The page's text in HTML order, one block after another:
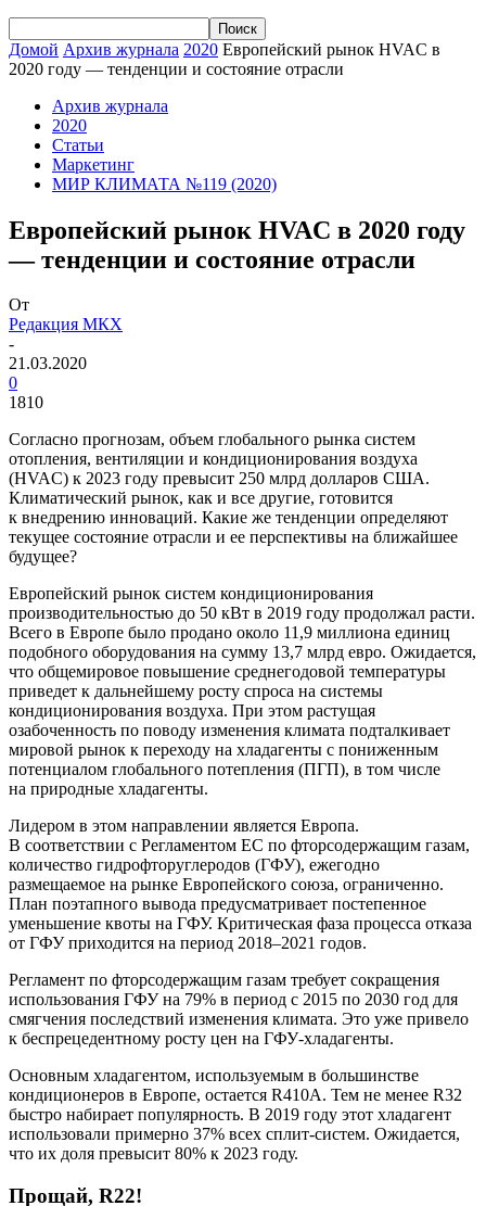
Домой Архив журнала 2020 Европейский рынок HVAC в
2020 году — тенденции и состояние отрасли
Архив журнала
2020
Статьи
Маркетинг
МИР КЛИМАТА №119 (2020)
Европейский рынок HVAC в 2020 году
— тенденции и состояние отрасли
От
Редакция МКХ
-
21.03.2020
0
1810
Согласно прогнозам, объем глобального рынка систем
отопления, вентиляции и кондиционирования воздуха
(HVAC) к 2023 году превысит 250 млрд долларов США.
Климатический рынок, как и все другие, готовится
к внедрению инноваций. Какие же тенденции определяют
текущее состояние отрасли и ее перспективы на ближайшее
будущее?
Европейский рынок систем кондиционирования
производительностью до 50 кВт в 2019 году продолжал расти.
Всего в Европе было продано около 11,9 миллиона единиц
подобного оборудования на сумму 13,7 млрд евро. Ожидается,
что общемировое повышение среднегодовой температуры
приведет к дальнейшему росту спроса на системы
кондиционирования воздуха. При этом растущая
озабоченность по поводу изменения климата подталкивает
мировой рынок к переходу на хладагенты с пониженным
потенциалом глобального потепления (ПГП), в том числе
на природные хладагенты.
Лидером в этом направлении является Европа.
В соответствии с Регламентом ЕС по фторсодержащим газам,
количество гидрофторуглеродов (ГФУ), ежегодно
размещаемое на рынке Европейского союза, ограниченно.
План поэтапного вывода предусматривает постепенное
уменьшение квоты на ГФУ. Критическая фаза процесса отказа
от ГФУ приходится на период 2018–2021 годов.
Регламент по фторсодержащим газам требует сокращения
использования ГФУ на 79% в период с 2015 по 2030 год для
смягчения последствий изменения климата. Это уже привело
к беспрецедентному росту цен на ГФУ-хладагенты.
Основным хладагентом, используемым в большинстве
кондиционеров в Европе, остается R410A. Тем не менее R32
быстро набирает популярность. В 2019 году этот хладагент
использовали примерно 37% всех сплит-систем. Ожидается,
что их доля превысит 80% к 2023 году.
Прощай, R22!